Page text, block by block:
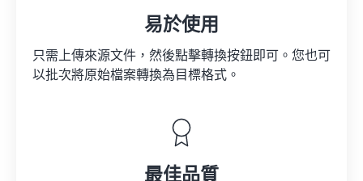
易於使用
只需上傳來源文件，然後點擊轉換按鈕即可。您也可
以批次將原始檔案轉換為目標格式。